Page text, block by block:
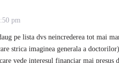
pm
pe lista dvs neincrederea tot mai
strica imaginea generala a
vede interesul financiar mai presus